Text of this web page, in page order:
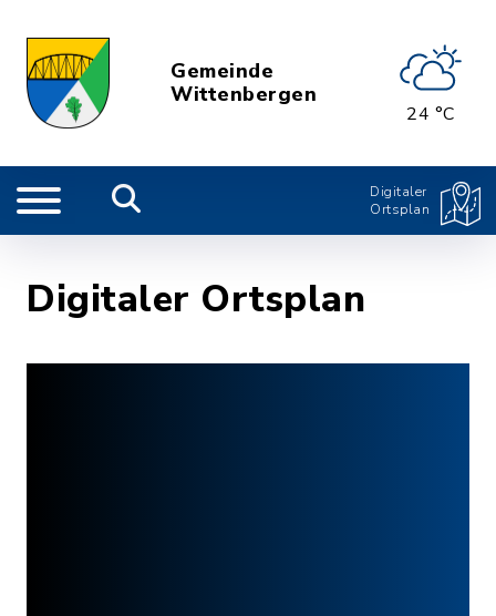
Gemeinde
Wittenbergen
24 °C
Digitaler
Ortsplan
Digitaler Ortsplan